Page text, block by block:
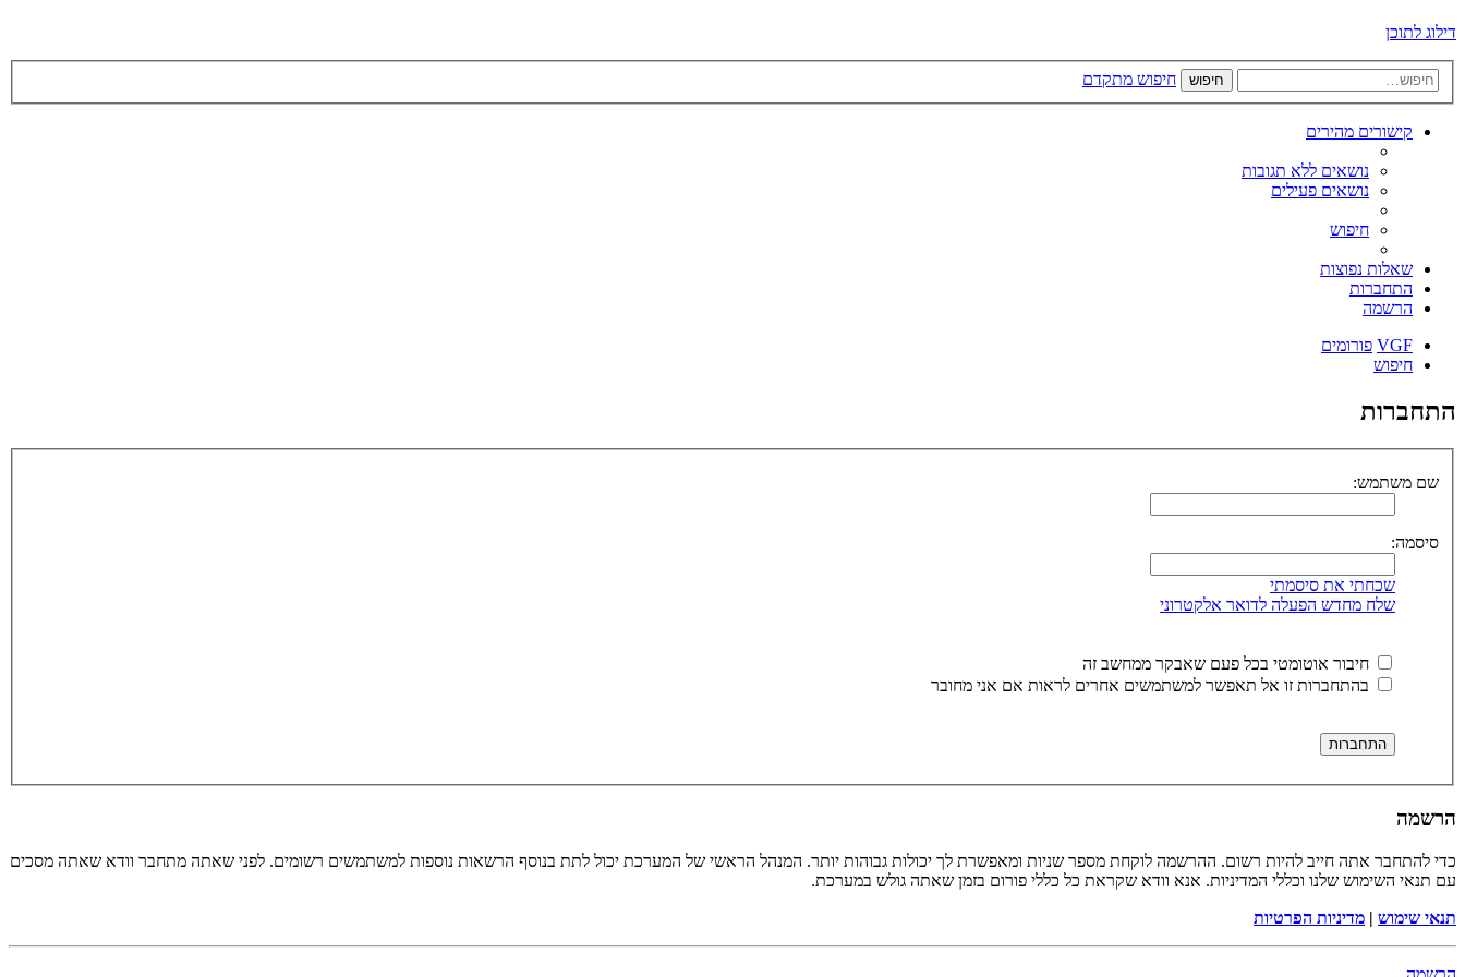
דילוג לתוכן
חיפוש חיפוש מתקדם
קישורים מהירים
נושאים ללא תגובות
נושאים פעילים
חיפוש
שאלות נפוצות
התחברות
הרשמה
VGF פורומים
חיפוש
התחברות
שם משתמש:
סיסמה:
שכחתי את סיסמתי
שלח מחדש הפעלה לדואר אלקטרוני
חיבור אוטומטי בכל פעם שאבקר ממחשב זה
בהתחברות זו אל תאפשר למשתמשים אחרים לראות אם אני מחובר
הרשמה
כדי להתחבר אתה חייב להיות רשום. ההרשמה לוקחת מספר שניות ומאפשרת לך יכולות גבוהות יותר. המנהל הראשי של המערכת יכול לתת בנוסף הרשאות נוספות למשתמשים רשומים. לפני שאתה מתחבר וודא שאתה מסכים
עם תנאי השימוש שלנו וכללי המדיניות. אנא וודא שקראת כל כללי פורום בזמן שאתה גולש במערכת.
תנאי שימוש | מדיניות הפרטיות